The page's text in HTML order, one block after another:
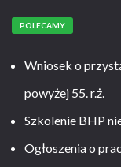
POLECAMY
Wniosek o
powyżej 55. r.ż.
Szkolenie BHP
Ogłoszenia o